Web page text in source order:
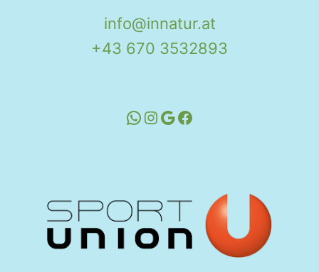
info@innatur.at
+43 670 3532893
WhatsApp
Instagram
Google
Facebook